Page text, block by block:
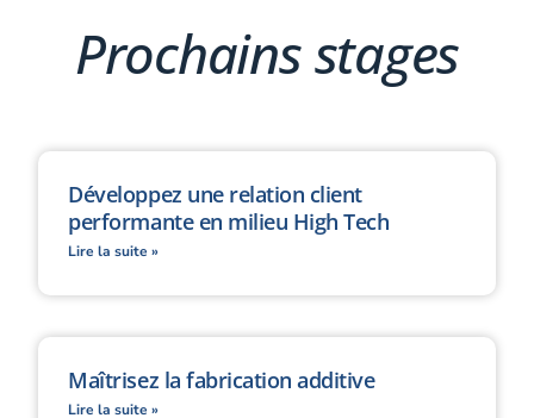
Prochains stages
Développez une relation client
performante en milieu High Tech
Lire la suite »
Maîtrisez la fabrication additive
Lire la suite »